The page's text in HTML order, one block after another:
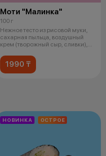
Моти "Малинка"
100 г
Нежное тесто из рисовой муки,
сахарная пыльца, воздушный
крем (творожный сыр, сливки),
1990 ₸
НОВИНКА ОСТРОЕ